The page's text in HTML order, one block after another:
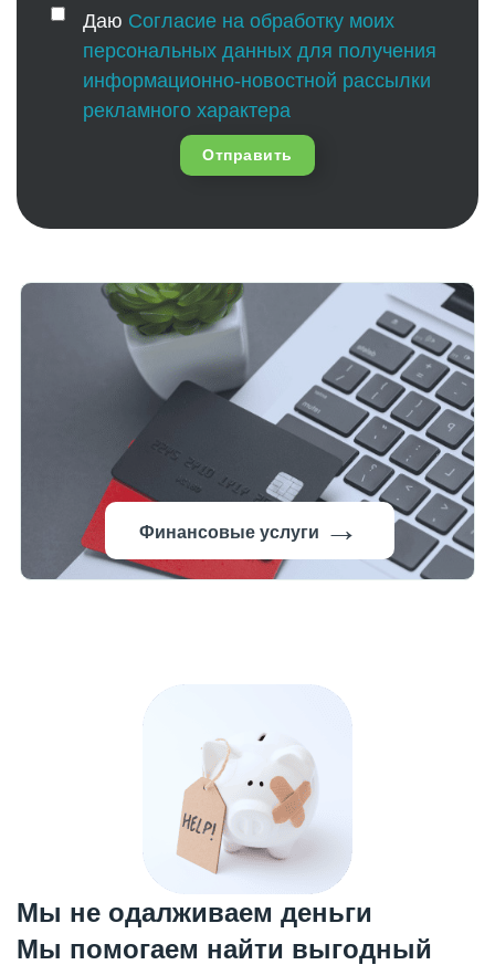
Даю Согласие на обработку моих
персональных данных для получения
информационно-новостной рассылки
рекламного характера
Отправить
Финансовые услуги →
Мы не одалживаем деньги
Мы помогаем найти выгодный